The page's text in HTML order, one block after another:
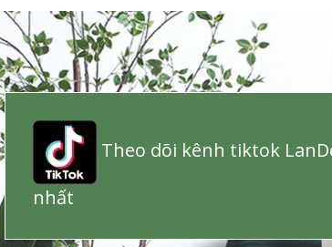
Theo dõi kênh tiktok
nhất